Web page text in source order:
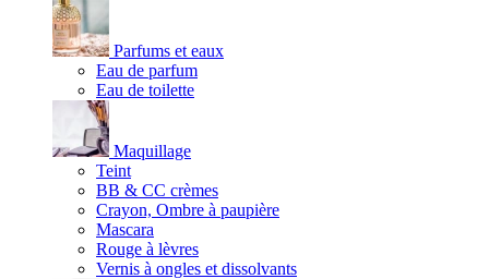
Parfums et eaux
Eau de parfum
Eau de toilette
Maquillage
Teint
BB & CC crèmes
Crayon, Ombre à paupière
Mascara
Rouge à lèvres
Vernis à ongles et dissolvants